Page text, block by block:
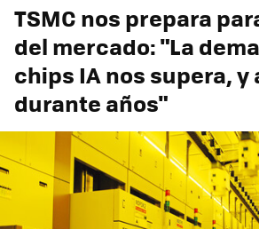
TSMC nos prepara
del mercado: "La
chips IA nos supera, y
durante años"